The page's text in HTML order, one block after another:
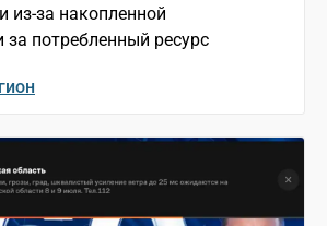
из-за накопленной
за потребленный ресурс